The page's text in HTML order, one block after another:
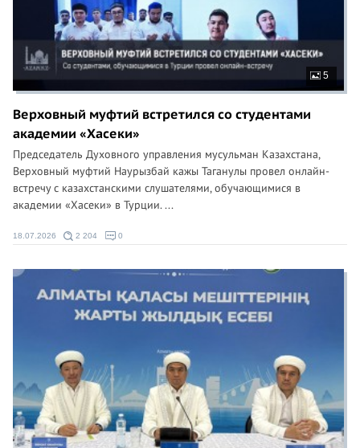
5
Верховный муфтий встретился со студентами
академии «Хасеки»
Председатель Духовного управления мусульман Казахстана,
Верховный муфтий Наурызбай кажы Таганулы провел онлайн-
встречу с казахстанскими слушателями, обучающимися в
академии «Хасеки» в Турции. ...
18.07.2026 2 204 0